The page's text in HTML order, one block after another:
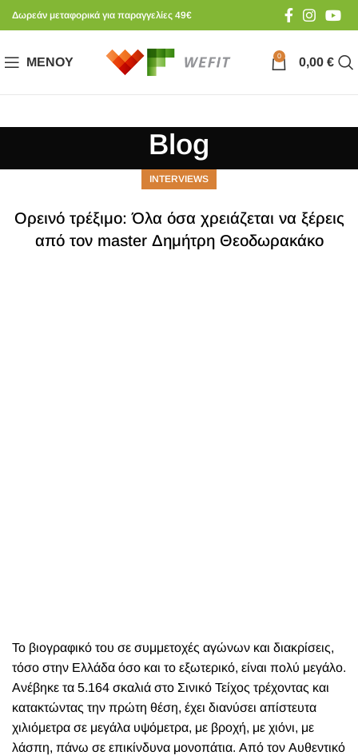
Δωρεάν μεταφορικά για παραγγελίες 49€
ΜΕΝΟΎ 0 0,00 €
Blog
INTERVIEWS
Ορεινό τρέξιμο: Όλα όσα χρειάζεται να ξέρεις
από τον master Δημήτρη Θεοδωρακάκο
Το βιογραφικό του σε συμμετοχές αγώνων και διακρίσεις,
τόσο στην Ελλάδα όσο και το εξωτερικό, είναι πολύ μεγάλο.
Ανέβηκε τα 5.164 σκαλιά στο Σινικό Τείχος τρέχοντας και
κατακτώντας την πρώτη θέση, έχει διανύσει απίστευτα
χιλιόμετρα σε μεγάλα υψόμετρα, με βροχή, με χιόνι, με
λάσπη, πάνω σε επικίνδυνα μονοπάτια. Από τον Αυθεντικό